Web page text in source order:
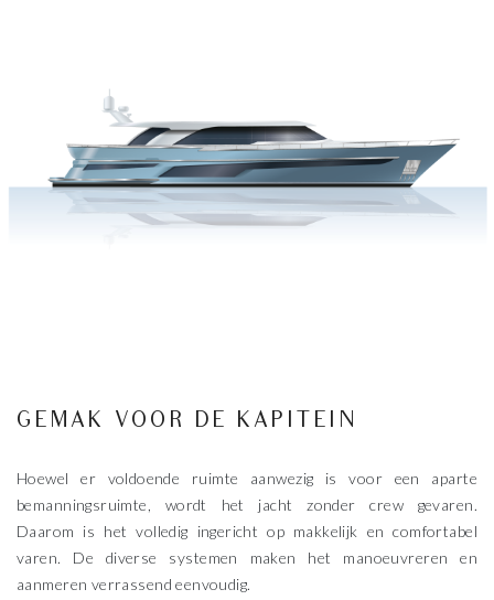
GEMAK VOOR DE KAPITEIN
Hoewel er voldoende ruimte aanwezig is voor een aparte
bemanningsruimte, wordt het jacht zonder crew gevaren.
Daarom is het volledig ingericht op makkelijk en comfortabel
varen. De diverse systemen maken het manoeuvreren en
aanmeren verrassend eenvoudig.